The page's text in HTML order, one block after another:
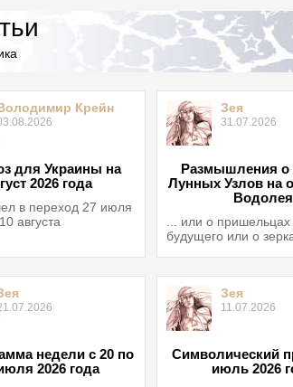
Крейн
для Украины на
2026 года
в переход 27 июля
августа
Зея
31.07.2026
Размышления о
Лунных Узлов на
Водолея
... или о пришельцах
будущего или о
недели с 20 по
2026 года
Зея
11.07.2026
Символический
июль 2026